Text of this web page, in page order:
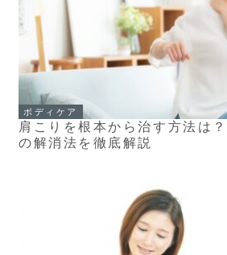
ボディケア
肩こりを根本から治す方法は
の解消法を徹底解説